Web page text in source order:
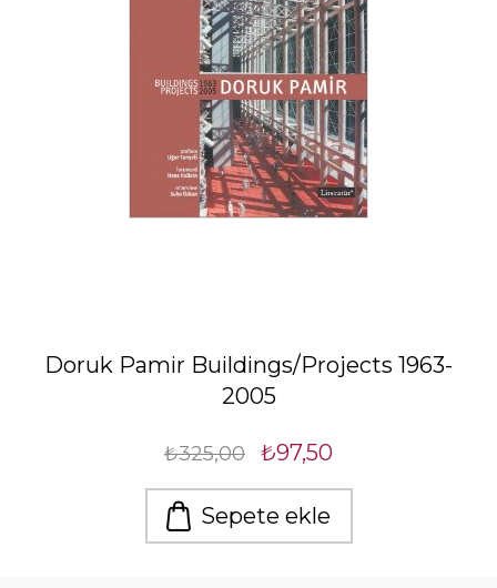
Doruk Pamir Buildings/Projects 1963-
2005
₺325,00 ₺97,50
Sepete ekle